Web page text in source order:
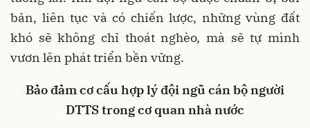
bản, liên tục và có chiến lược, những vùng đất
khó sẽ không chỉ thoát nghèo, mà sẽ tự mình
vươn lên phát triển bền vững.
Bảo đảm cơ cấu hợp lý đội ngũ cán bộ người
DTTS trong cơ quan nhà nước